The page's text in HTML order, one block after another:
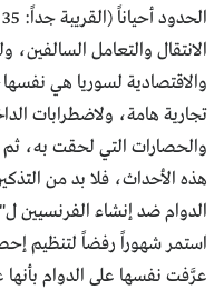
الانتقال والتعامل السالفين،
والاقتصادية لسوريا هي
تجارية هامة، ولاضطرابات
والحصارات التي لحقت به، ثم
هذه الأحداث، فلا بد من
الدوام ضد إنشاء الفرنسيين
عرَّفت نفسها على الدوام